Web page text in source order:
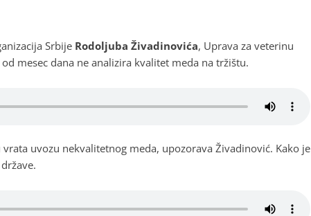
Srbije Rodoljuba Živadinovića, Uprava za veterinu
mesec dana ne analizira kvalitet meda na tržištu.
uvozu nekvalitetnog meda, upozorava Živadinović. Kako je